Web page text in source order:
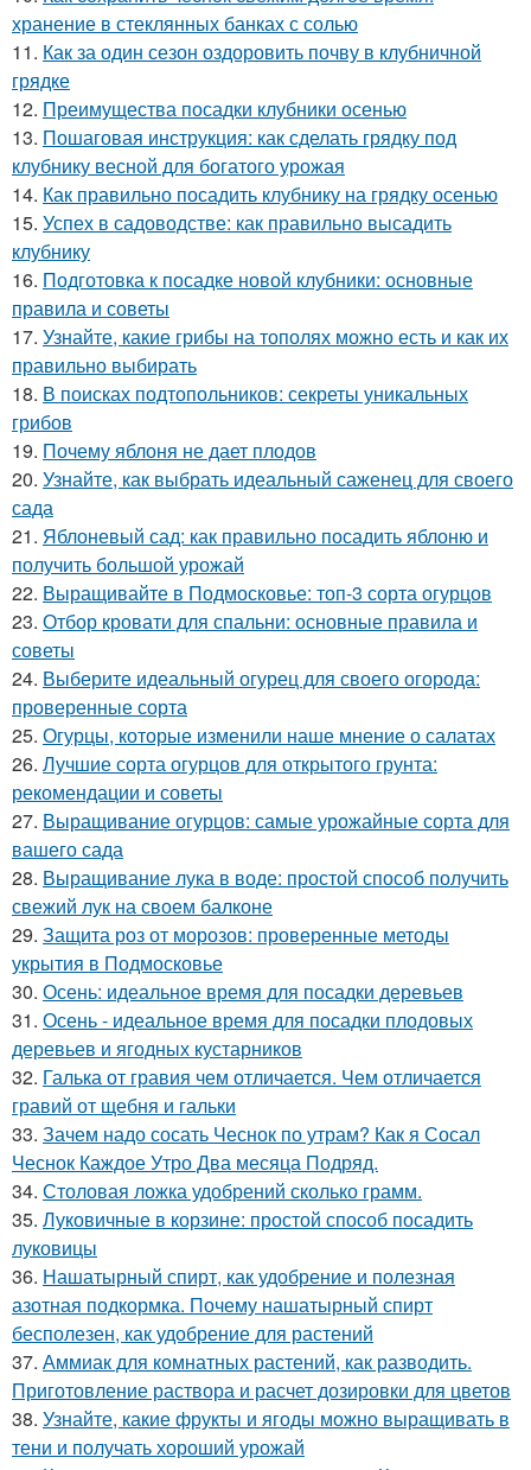
хранение в стеклянных банках с солью
11. Как за один сезон оздоровить почву в клубничной
грядке
12. Преимущества посадки клубники осенью
13. Пошаговая инструкция: как сделать грядку под
клубнику весной для богатого урожая
14. Как правильно посадить клубнику на грядку осенью
15. Успех в садоводстве: как правильно высадить
клубнику
16. Подготовка к посадке новой клубники: основные
правила и советы
17. Узнайте, какие грибы на тополях можно есть и как их
правильно выбирать
18. В поисках подтопольников: секреты уникальных
грибов
19. Почему яблоня не дает плодов
20. Узнайте, как выбрать идеальный саженец для своего
сада
21. Яблоневый сад: как правильно посадить яблоню и
получить большой урожай
22. Выращивайте в Подмосковье: топ-3 сорта огурцов
23. Отбор кровати для спальни: основные правила и
советы
24. Выберите идеальный огурец для своего огорода:
проверенные сорта
25. Огурцы, которые изменили наше мнение о салатах
26. Лучшие сорта огурцов для открытого грунта:
рекомендации и советы
27. Выращивание огурцов: самые урожайные сорта для
вашего сада
28. Выращивание лука в воде: простой способ получить
свежий лук на своем балконе
29. Защита роз от морозов: проверенные методы
укрытия в Подмосковье
30. Осень: идеальное время для посадки деревьев
31. Осень - идеальное время для посадки плодовых
деревьев и ягодных кустарников
32. Галька от гравия чем отличается. Чем отличается
гравий от щебня и гальки
33. Зачем надо сосать Чеснок по утрам? Как я Сосал
Чеснок Каждое Утро Два месяца Подряд.
34. Столовая ложка удобрений сколько грамм.
35. Луковичные в корзине: простой способ посадить
луковицы
36. Нашатырный спирт, как удобрение и полезная
азотная подкормка. Почему нашатырный спирт
бесполезен, как удобрение для растений
37. Аммиак для комнатных растений, как разводить.
Приготовление раствора и расчет дозировки для цветов
38. Узнайте, какие фрукты и ягоды можно выращивать в
тени и получать хороший урожай